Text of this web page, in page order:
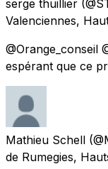
serge thuillier
Valenciennes,
@Orange_conseil
espérant que ce
Mathieu Schell
de Rumegies,